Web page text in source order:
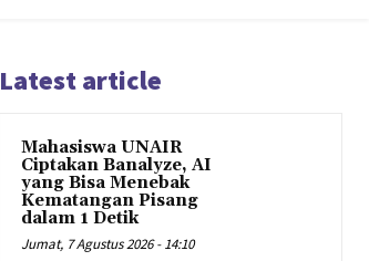
Latest article
Mahasiswa UNAIR
Ciptakan Banalyze, AI
yang Bisa Menebak
Kematangan Pisang
dalam 1 Detik
Jumat, 7 Agustus 2026 - 14:10